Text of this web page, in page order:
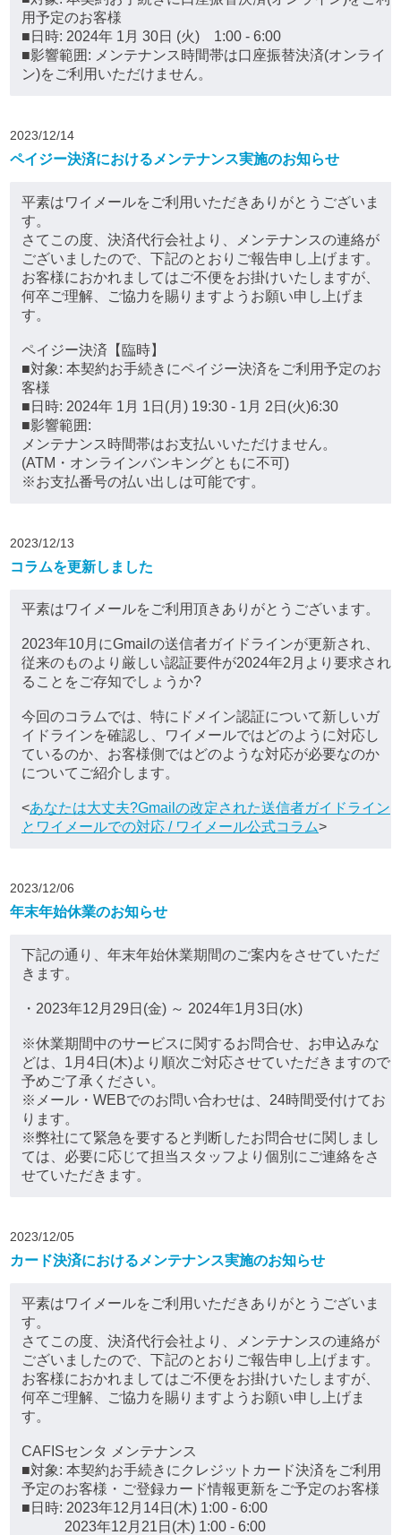
用予定のお客様
■日時: 2024年 1月 30日 (火) 1:00 - 6:00
■影響範囲: メンテナンス時間帯は口座振替決済(オンライ
ン)をご利用いただけません。
2023/12/14
ペイジー決済におけるメンテナンス実施のお知らせ
平素はワイメールをご利用いただきありがとうございま
す。
さてこの度、決済代行会社より、メンテナンスの連絡が
ございましたので、下記のとおりご報告申し上げます。
お客様におかれましてはご不便をお掛けいたしますが、
何卒ご理解、ご協力を賜りますようお願い申し上げま
す。
ペイジー決済【臨時】
■対象: 本契約お手続きにペイジー決済をご利用予定のお
客様
■日時: 2024年 1月 1日(月) 19:30 - 1月 2日(火)6:30
■影響範囲:
メンテナンス時間帯はお支払いいただけません。
(ATM・オンラインバンキングともに不可)
※お支払番号の払い出しは可能です。
2023/12/13
コラムを更新しました
平素はワイメールをご利用頂きありがとうございます。
2023年10月にGmailの送信者ガイドラインが更新され、
従来のものより厳しい認証要件が2024年2月より要求され
ることをご存知でしょうか?
今回のコラムでは、特にドメイン認証について新しいガ
イドラインを確認し、ワイメールではどのように対応し
ているのか、お客様側ではどのような対応が必要なのか
についてご紹介します。
<あなたは大丈夫?Gmailの改定された送信者ガイドライン
とワイメールでの対応 / ワイメール公式コラム>
2023/12/06
年末年始休業のお知らせ
下記の通り、年末年始休業期間のご案内をさせていただ
きます。
・2023年12月29日(金) ～ 2024年1月3日(水)
※休業期間中のサービスに関するお問合せ、お申込みな
どは、1月4日(木)より順次ご対応させていただきますので
予めご了承ください。
※メール・WEBでのお問い合わせは、24時間受付けてお
ります。
※弊社にて緊急を要すると判断したお問合せに関しまし
ては、必要に応じて担当スタッフより個別にご連絡をさ
せていただきます。
2023/12/05
カード決済におけるメンテナンス実施のお知らせ
平素はワイメールをご利用いただきありがとうございま
す。
さてこの度、決済代行会社より、メンテナンスの連絡が
ございましたので、下記のとおりご報告申し上げます。
お客様におかれましてはご不便をお掛けいたしますが、
何卒ご理解、ご協力を賜りますようお願い申し上げま
す。
CAFISセンタ メンテナンス
■対象: 本契約お手続きにクレジットカード決済をご利用
予定のお客様・ご登録カード情報更新をご予定のお客様
■日時: 2023年12月14日(木) 1:00 - 6:00
2023年12月21日(木) 1:00 - 6:00